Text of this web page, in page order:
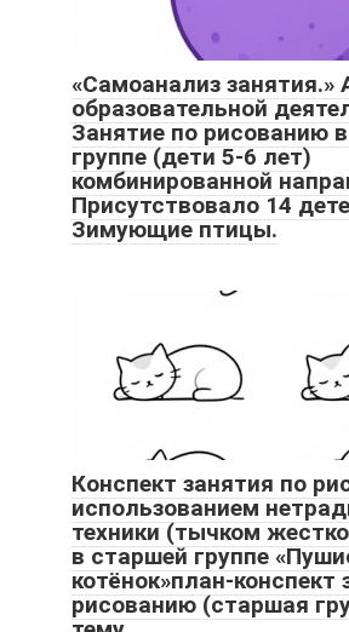
«Самоанализ занятия.»
образовательной
Занятие по рисованию
группе (дети 5-6 лет)
комбинированной
Присутствовало 14
Зимующие птицы.
Конспект занятия по
использованием
техники (тычком
в старшей группе
котёнок»план-конспект
рисованию (старшая